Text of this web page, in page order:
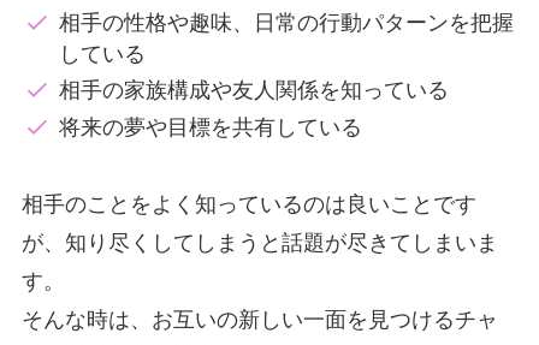
相手の性格や趣味、日常の行動パターンを把握
している
相手の家族構成や友人関係を知っている
将来の夢や目標を共有している
相手のことをよく知っているのは良いことです
が、知り尽くしてしまうと話題が尽きてしまいま
す。
そんな時は、お互いの新しい一面を見つけるチャ